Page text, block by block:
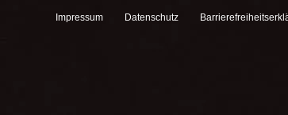
Impressum Datenschutz